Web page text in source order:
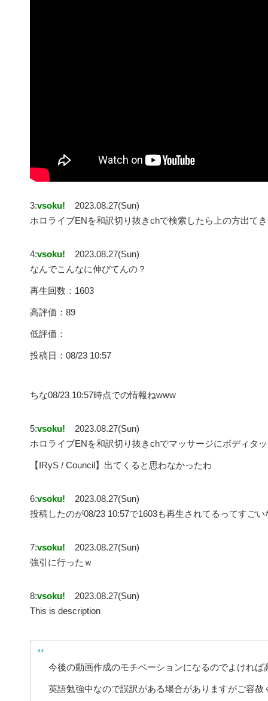
3:vsoku!
2023.08.27(Sun)
ホロライブENを和訳切り抜きchで検索したら上の方出て
4:vsoku!
2023.08.27(Sun)
なんでこんなに伸びてんの？
再生回数：1603
高評価：89
低評価：
投稿日：08/23 10:57
ちな08/23 10:57時点での情報ねwww
5:vsoku!
2023.08.27(Sun)
ホロライブENを和訳切り抜きchでマッサージにボディタ
【IRyS / Council】出てくると思わなかったわ
6:vsoku!
2023.08.27(Sun)
投稿したのが08/23 10:57で1603も再生されてるってすごい
7:vsoku!
2023.08.27(Sun)
強引に行ったｗ
8:vsoku!
2023.08.27(Sun)
This is description
今後の動画作成のモチベーションになるのでよけれ
英語勉強中なので誤訳がある場合がありますがご容赦